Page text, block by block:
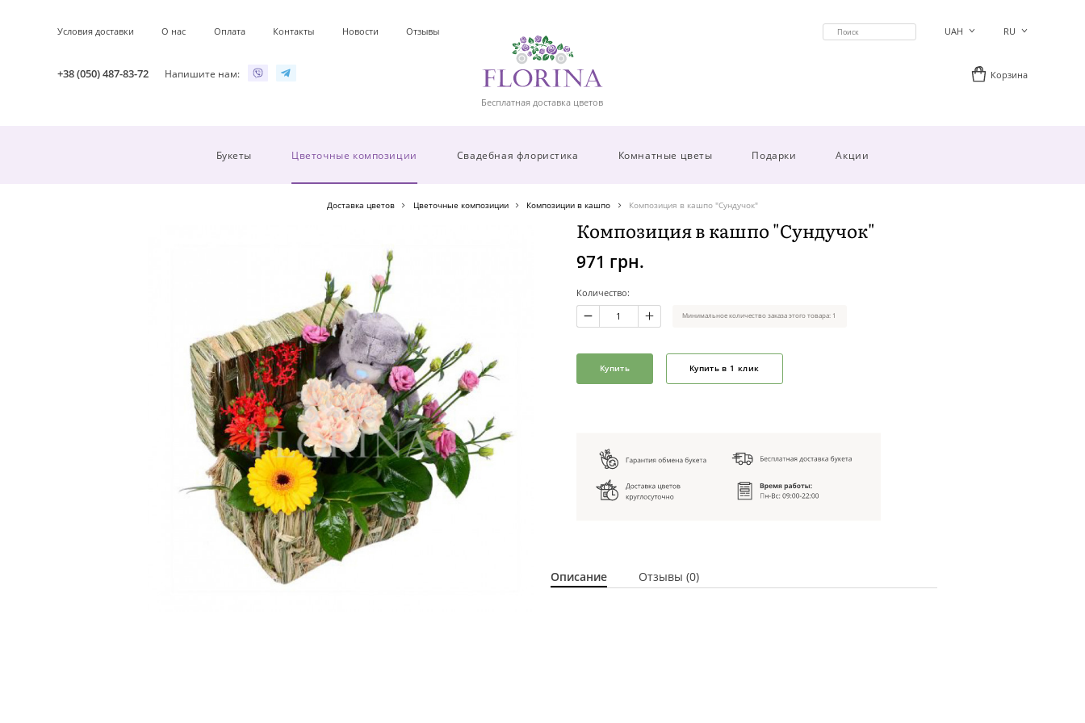
Условия доставки О нас Оплата Контакты Новости Отзывы
+38 (050) 487-83-72 Напишите нам:
Бесплатная доставка цветов
UAH RU
Корзина
Букеты Цветочные композиции Свадебная флористика Комнатные цветы Подарки Акции
Доставка цветов Цветочные композиции Композиции в кашпо Композиция в кашпо "Сундучок"
Композиция в кашпо "Сундучок"
971 грн.
Количество:
Минимальное количество заказа этого товара: 1
Купить Купить в 1 клик
Описание Отзывы (0)